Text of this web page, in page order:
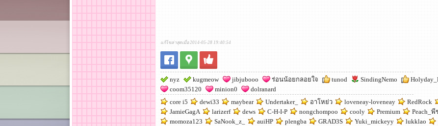
แก้ไขล่าสุดเมื่อ 2014-05-28 19:40:54
nyz kugmeow jibjubooo ร่อนน้อยกลอยใจ tunod SindingNemo
coom35120
minion0
dolranard
core i5
dewi33 maybear Undertaker_ อาโหย่ว loveneay-loveneay RedRock
JamieGagA
larizerf dews C-H-I-P nongchompoo cooly Premium Peach_พี
momoza123
SaNook_z_ auiHP plengba GRAD3S Yuki_mickeyy lukklao